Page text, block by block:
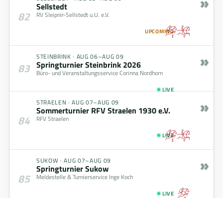
82
Sellstedt
RV Sleipnir-Sellstedt u.U. e.V.
UPCOMING
83
STEINBRINK · AUG 06–AUG 09
Springturnier Steinbrink 2026
Büro- und Veranstaltungsservice Corinna Nordhorn
LIVE
»
84
STRAELEN ·AUG 07–AUG 09
Sommerturnier RFV Straelen 1930 e.V.
RFV Straelen
LIVE
»
85
SUKOW ·AUG 07–AUG 09
Springturnier Sukow
Meldestelle & Turnierservice Inge Koch
LIVE
»